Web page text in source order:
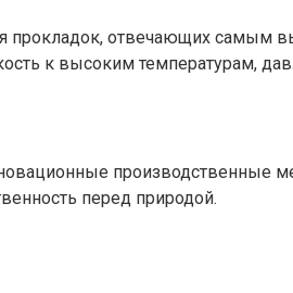
прокладок, отвечающих самым
к высоким температурам,
производственные
перед природой.